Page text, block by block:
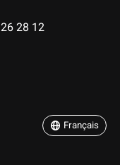
28 12
Français